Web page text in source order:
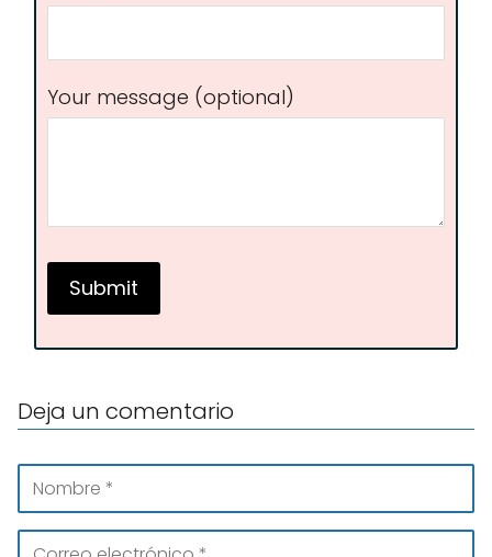
Your message (optional)
Deja un comentario